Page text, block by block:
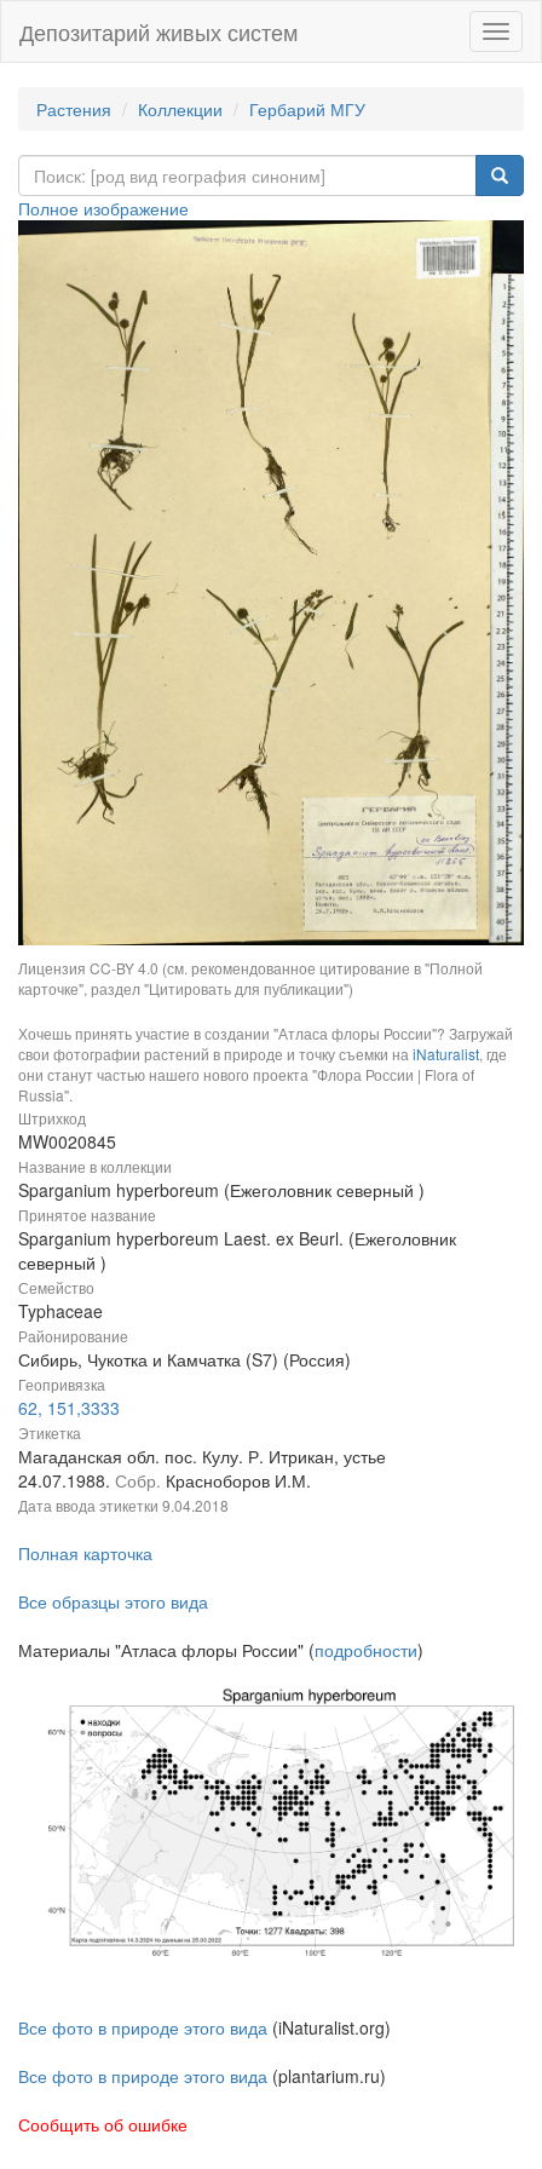
Депозитарий живых систем
Растения Коллекции Гербарий МГУ
Полное изображение
Лицензия CC-BY 4.0 (см. рекомендованное цитирование в "Полной
карточке", раздел "Цитировать для публикации")
Хочешь принять участие в создании "Атласа флоры России"? Загружай
свои фотографии растений в природе и точку съемки на iNaturalist, где
они станут частью нашего нового проекта "Флора России | Flora of
Russia".
Штрихкод
MW0020845
Название в коллекции
Sparganium hyperboreum (Ежеголовник северный )
Принятое название
Sparganium hyperboreum Laest. ex Beurl. (Ежеголовник
северный )
Семейство
Typhaceae
Районирование
Сибирь, Чукотка и Камчатка (S7) (Россия)
Геопривязка
62, 151,3333
Этикетка
Магаданская обл. пос. Кулу. Р. Итрикан, устье
24.07.1988. Собр. Красноборов И.М.
Дата ввода этикетки 9.04.2018
Полная карточка
Все образцы этого вида
Материалы "Атласа флоры России" (подробности)
Все фото в природе этого вида (iNaturalist.org)
Все фото в природе этого вида (plantarium.ru)
Сообщить об ошибке